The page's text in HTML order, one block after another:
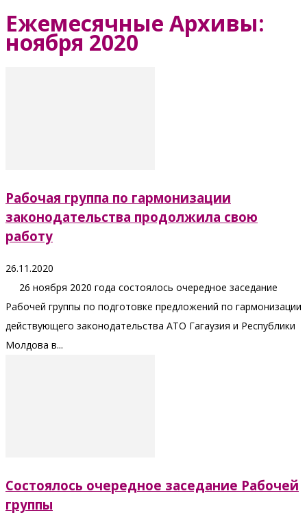
Ежемесячные Архивы:
ноября 2020
Рабочая группа по гармонизации
законодательства продолжила свою
работу
26.11.2020
26 ноября 2020 года состоялось очередное заседание
Рабочей группы по подготовке предложений по гармонизации
действующего законодательства АТО Гагаузия и Республики
Молдова в...
Состоялось очередное заседание Рабочей
группы